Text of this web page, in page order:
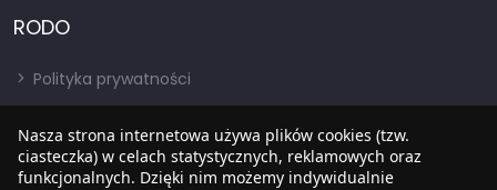
RODO
Polityka prywatności
RODO
Nasza strona internetowa używa plików cookies (tzw.
ciasteczka) w celach statystycznych, reklamowych oraz
funkcjonalnych. Dzięki nim możemy indywidualnie